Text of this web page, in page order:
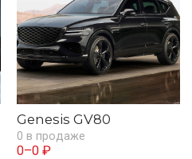
Genesis GV80
0 в продаже
0–0 ₽